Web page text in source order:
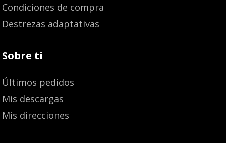
Condiciones de compra
Destrezas adaptativas
Sobre ti
Últimos pedidos
Mis descargas
Mis direcciones